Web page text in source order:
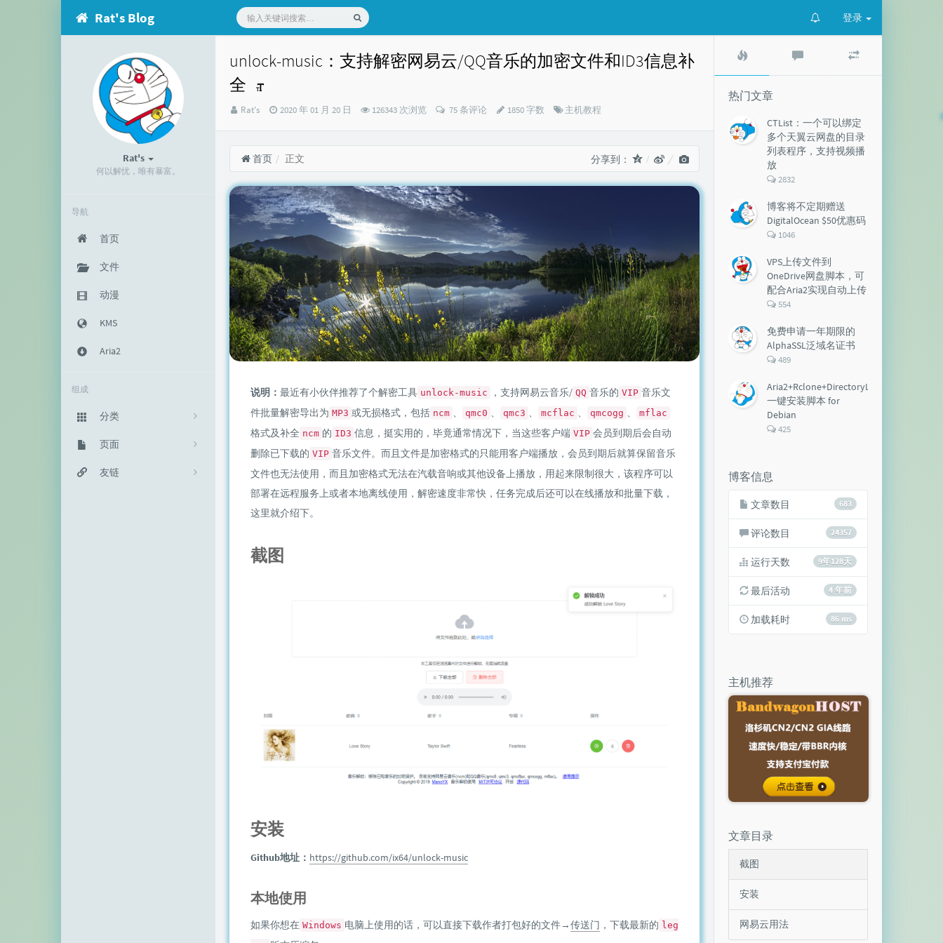
Rat's Blog 登录
Rat's
何以解忧，唯有暴富。
导航
首页
文件
动漫
KMS
Aria2
组成
分类
333
主机教程
235
建站知识
页面
归档栏
友链
unlock-music：支持解密网易云/QQ音乐的加密文件和ID3信息补
全
博
Rat's
发
时
间：
2020 年 01 月 20 日 126343 次浏览 75 条评论 1850 字数
分
主机教程
首页 正文 分享到：
说明： 最近有小伙伴推荐了个解密工具 unlock-music ，支持网易云音乐/ QQ 音乐的 VIP 音乐文
件批量解密导出为 MP3 或无损格式，包括 ncm 、 qmc0 、 qmc3 、 mcflac 、 qmcogg 、 mflac
格式及补全 ncm 的 ID3 信息，挺实用的，毕竟通常情况下，当这些客户端 VIP 会员到期后会自动
删除已下载的 VIP 音乐文件。而且文件是加密格式的只能用客户端播放，会员到期后就算保留音乐
文件也无法使用，而且加密格式无法在汽载音响或其他设备上播放，用起来限制很大，该程序可以
部署在远程服务上或者本地离线使用，解密速度非常快，任务完成后还可以在线播放和批量下载，
这里就介绍下。
截图
安装
Github地址： https://github.com/ix64/unlock-music
本地使用
如果你想在 Windows 电脑上使用的话，可以直接下载作者打包好的文件→传送门 ，下载最新的 leg
文
章
评
文
热门文章
CTList：一个可以绑定
多个天翼云网盘的目录
列表程序，支持视频播
放
评
数：
2832
博客将不定期赠送
DigitalOcean $50优惠码
评
数：
1046
VPS上传文件到
OneDrive网盘脚本，可
配合Aria2实现自动上传
评
数：
554
免费申请一年期限的
AlphaSSL泛域名证书
评
数：
489
Aria2+Rclone+DirectoryLister+Aria2Ng
一键安装脚本 for
Debian
评
425
博客信息
683
文章数目
24357
评论数目
9年128天
运行天数
4 年前
最后活动
86 ms
加载耗时
主机推荐
文章目录
截图
安装
网易云用法